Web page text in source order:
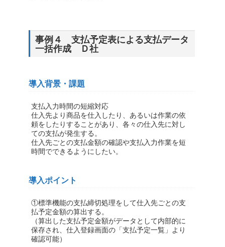
事例４ 支払予定表による支払データ
一括作成 Ｄ社
導入背景・課題
支払入力時間の短縮対応
仕入先より商品を仕入したり、あるいは作業の依
頼をしたりすることがあり、各々の仕入先に対し
ての支払が発生する。
仕入先ごとの支払金額の確認や支払入力作業を短
時間でできるようにしたい。
導入ポイント
①標準機能の支払締切処理をして仕入先ごとの支
払予定金額の算出する。
（算出した支払予定金額がデータとして内部的に
保存され、仕入登録画面の「支払予定一覧」より
確認可能）